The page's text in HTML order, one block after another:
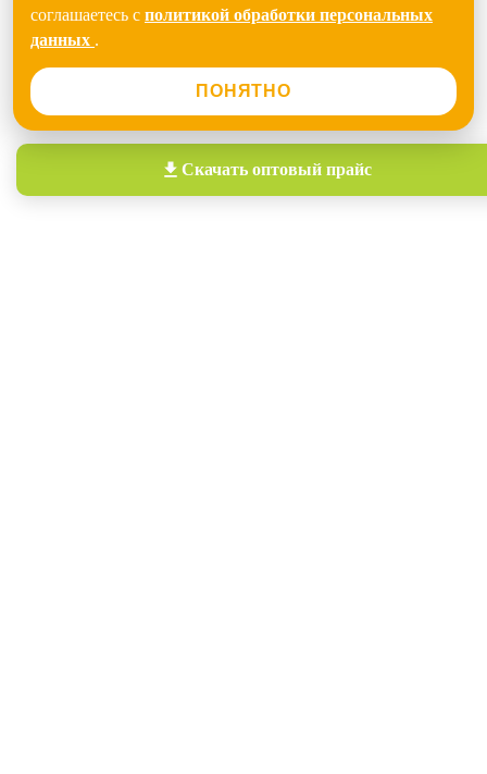
соглашаетесь с политикой обработки персональных
данных .
ПОНЯТНО
Скачать оптовый прайс